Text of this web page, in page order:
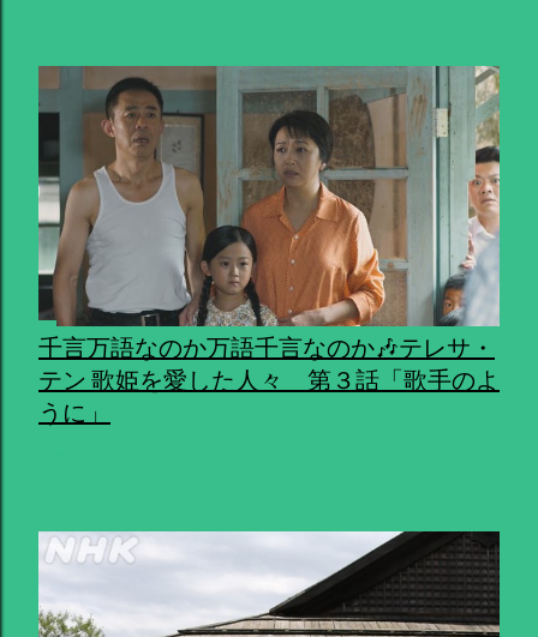
千言万語なのか万語千言なのか🎶テレサ・
テン 歌姫を愛した人々 第３話「歌手のよ
うに」